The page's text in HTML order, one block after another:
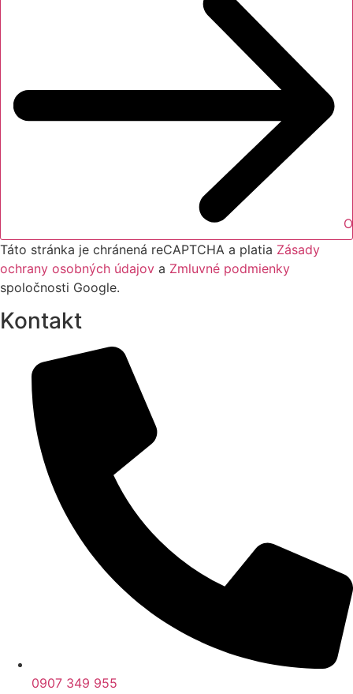
Táto stránka je chránená reCAPTCHA a platia Zásady
ochrany osobných údajov a Zmluvné podmienky
spoločnosti Google.
Kontakt
0907 349 955